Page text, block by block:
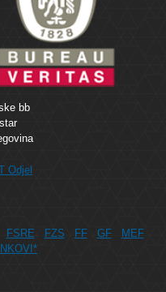
bb
Odjel
FSRE FZS FF GF
MEF